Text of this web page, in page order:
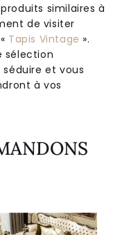
similaires à
de visiter
Tapis Vintage ».
sélection
et vous
à vos